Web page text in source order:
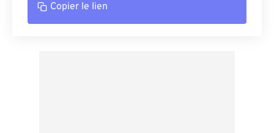
Copier le lien